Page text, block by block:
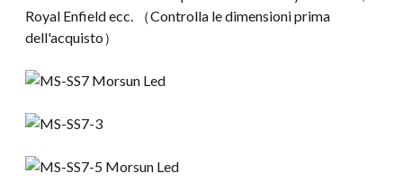
Royal Enfield ecc. （Controlla le dimensioni prima
dell'acquisto）